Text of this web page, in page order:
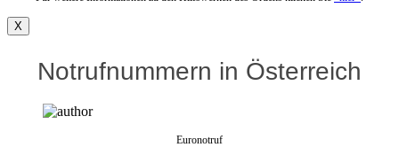
X
Notrufnummern in Österreich
Euronotruf